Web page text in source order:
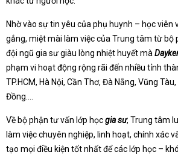
Nhờ vào sự tin yêu của phụ huynh – học viên
gắng, miệt mài làm việc của Trung tâm từ bộ
đội ngũ gia sư giàu lòng nhiệt huyết mà
phạm vi hoạt động rộng rãi đến nhiều tỉnh
TP.HCM, Hà Nội, Cần Thơ, Đà Nẵng, Vũng
Đồng….
Về bộ phận tư vấn lớp họcgia sư, Trung tâm
làm việc chuyên nghiệp, linh hoạt, chính xác
tạo mọi điều kiện tốt nhất để các lớp học –